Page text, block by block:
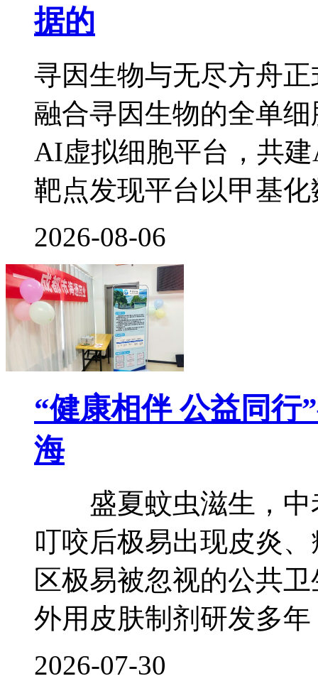
据的
寻因生物与无尽方舟
融合寻因生物的全单
AI虚拟细胞平台，共
靶点发现平台以甲基化
2026-08-06
“健康相伴 公益同
海
盛夏蚊虫滋生，中
叮咬后极易出现皮炎
区极易被忽视的公共
外用皮肤制剂研发多年
2026-07-30